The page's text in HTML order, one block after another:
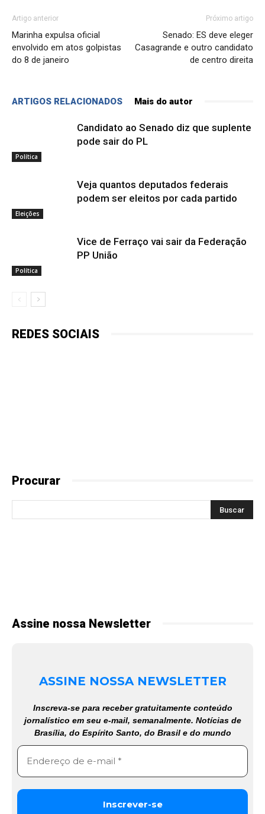
Artigo anterior
Marinha expulsa oficial
envolvido em atos golpistas
do 8 de janeiro
Próximo artigo
Senado: ES deve eleger
Casagrande e outro candidato
de centro direita
ARTIGOS RELACIONADOS Mais do autor
Política
Candidato ao Senado diz que suplente
pode sair do PL
Eleições
Veja quantos deputados federais
podem ser eleitos por cada partido
Política
Vice de Ferraço vai sair da Federação
PP União
REDES SOCIAIS
Procurar
Assine nossa Newsletter
ASSINE NOSSA NEWSLETTER
Inscreva-se para receber gratuitamente conteúdo
jornalístico em seu e-mail, semanalmente. Notícias de
Brasília, do Espírito Santo, do Brasil e do mundo